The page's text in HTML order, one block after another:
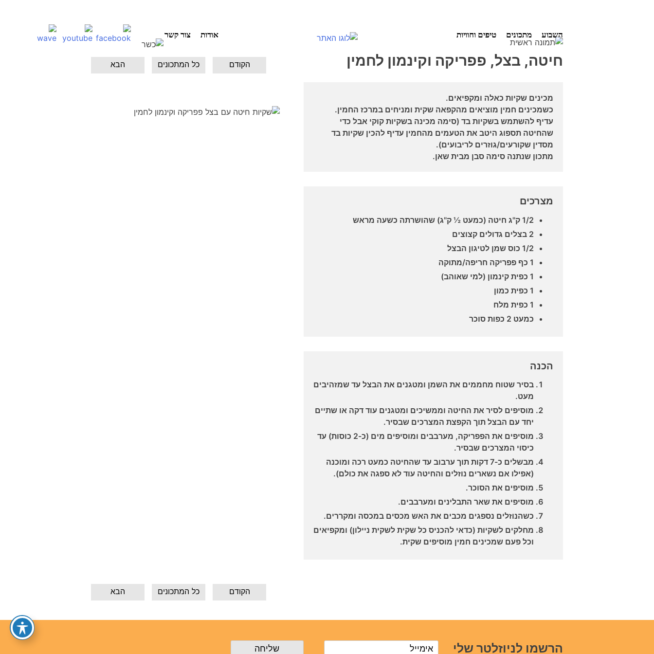
השבוע מתכונים טיפים וחוויות אודות צור קשר
חיטה, בצל, פפריקה וקינמון לחמין הבא כל המתכונים הקודם
מכינים שקיות כאלה ומקפיאים.
כשמכינים חמין מוציאים מהקפאה שקית ומניחים במרכז החמין.
עדיף להשתמש בשקיות בד (סימה מכינה בשקיות קוקי אבל כדי
שהחיטה תספוג היטב את הטעמים מהחמין עדיף להכין שקיות בד
מסדין שקורעים/גוזרים לריבועים).
מתכון שנתנה סימה סבן מבית שאן.
מצרכים
1/2 ק"ג חיטה (כמעט ½ ק"ג) שהושרתה כשעה מראש
2 בצלים גדולים קצוצים
1/2 כוס שמן לטיגון הבצל
1 כף פפריקה חריפה/מתוקה
1 כפית קינמון (למי שאוהב)
1 כפית כמון
1 כפית מלח
כמעט 2 כפות סוכר
הכנה
בסיר שטוח מחממים את השמן ומטגנים את הבצל עד שמזהיבים
מעט.
מוסיפים לסיר את החיטה וממשיכים ומטגנים עוד דקה או שתיים
יחד עם הבצל תוך הקפצת המצרכים שבסיר.
מוסיפים את הפפריקה, מערבבים ומוסיפים מים (כ-2 כוסות) עד
כיסוי המצרכים שבסיר.
מבשלים כ-7 דקות תוך ערבוב עד שהחיטה כמעט רכה ומוכנה
(אפילו אם נשארים נוזלים והחיטה עוד לא ספגה את כולם).
מוסיפים את הסוכר.
מוסיפים את שאר התבלינים ומערבבים.
כשהנוזלים נספגים מכבים את האש מכסים במכסה ומקררים.
מחלקים לשקיות (כדאי להכניס כל שקית לשקית ניילון) ומקפיאים
וכל פעם שמכינים חמין מוסיפים שקית.
הבא כל המתכונים הקודם
הרשמו לניוזלטר שלי